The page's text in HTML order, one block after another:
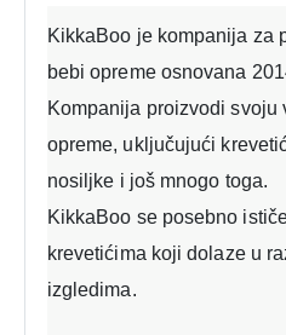
KikkaBoo je kompanija za
bebi opreme osnovana
Kompanija proizvodi svoju
opreme, uključujući
nosiljke i još mnogo toga.
KikkaBoo se posebno
krevetićima koji dolaze u
izgledima.